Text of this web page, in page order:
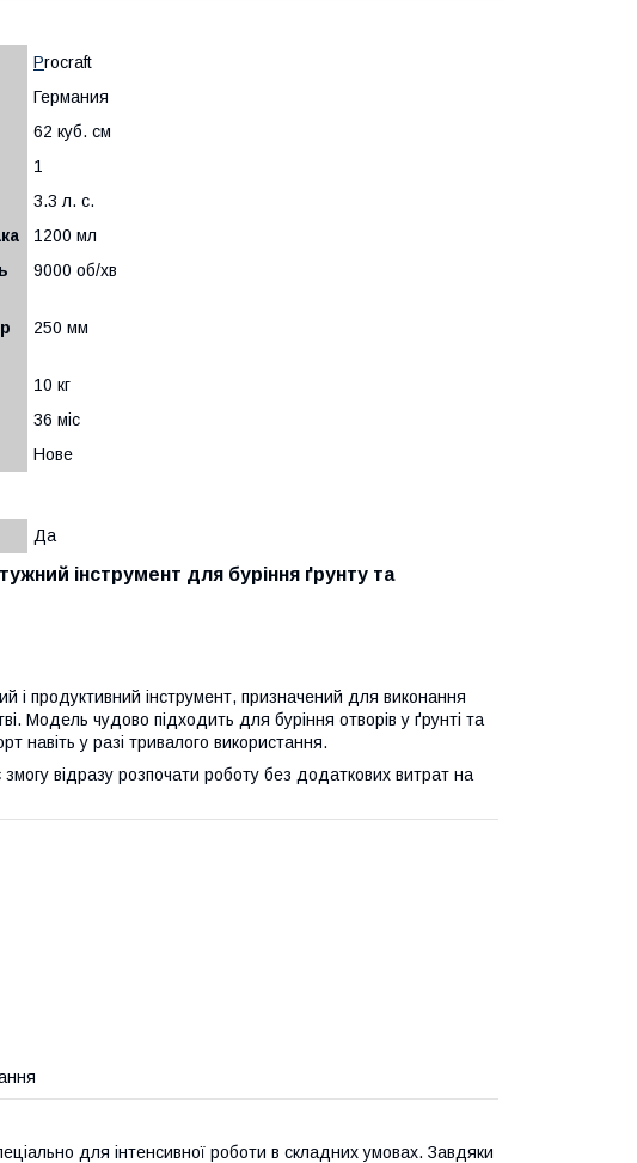
Procraft
Германия
62 куб. см
1
3.3 л. с.
1200 мл
9000 об/хв
250 мм
10 кг
36 міс
Нове
Да
інструмент для буріння ґрунту та
продуктивний інструмент, призначений для виконання
Модель чудово підходить для буріння отворів у ґрунті та
навіть у разі тривалого використання.
відразу розпочати роботу без додаткових витрат на
для інтенсивної роботи в складних умовах. Завдяки